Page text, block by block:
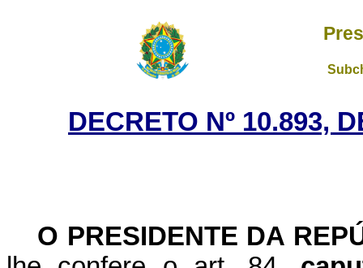
DECRETO Nº 10.893,
O PRESIDENTE DA